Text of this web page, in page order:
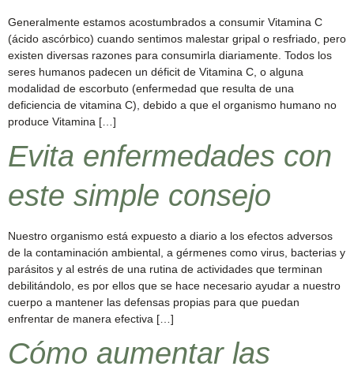
Generalmente estamos acostumbrados a consumir Vitamina C
(ácido ascórbico) cuando sentimos malestar gripal o resfriado, pero
existen diversas razones para consumirla diariamente. Todos los
seres humanos padecen un déficit de Vitamina C, o alguna
modalidad de escorbuto (enfermedad que resulta de una
deficiencia de vitamina C), debido a que el organismo humano no
produce Vitamina […]
Evita enfermedades con
este simple consejo
Nuestro organismo está expuesto a diario a los efectos adversos
de la contaminación ambiental, a gérmenes como virus, bacterias y
parásitos y al estrés de una rutina de actividades que terminan
debilitándolo, es por ellos que se hace necesario ayudar a nuestro
cuerpo a mantener las defensas propias para que puedan
enfrentar de manera efectiva […]
Cómo aumentar las